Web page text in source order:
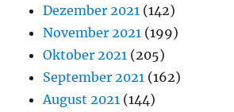
Dezember 2021 (142)
November 2021 (199)
Oktober 2021 (205)
September 2021 (162)
August 2021 (144)